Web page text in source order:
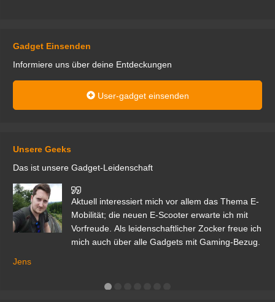
Gadget Einsenden
Informiere uns über deine Entdeckungen
User-gadget einsenden
Unsere Geeks
Das ist unsere Gadget-Leidenschaft
Aktuell interessiert mich vor allem das Thema E-
Mobilität; die neuen E-Scooter erwarte ich mit
Vorfreude. Als leidenschaftlicher Zocker freue ich
mich auch über alle Gadgets mit Gaming-Bezug.
Jens